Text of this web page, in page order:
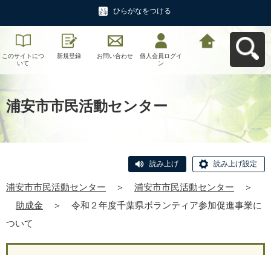
ひらがなをつける
このサイトにつ
いて
新規登録 お問い合わせ
個人会員ログイ
ン
浦安市市民活動センター
読み上げ 読み上げ設定
浦安市市民活動センター ＞ 浦安市市民活動センター
＞
助成金
＞
令和２年度千葉県ボランティア参加促進事業に
ついて